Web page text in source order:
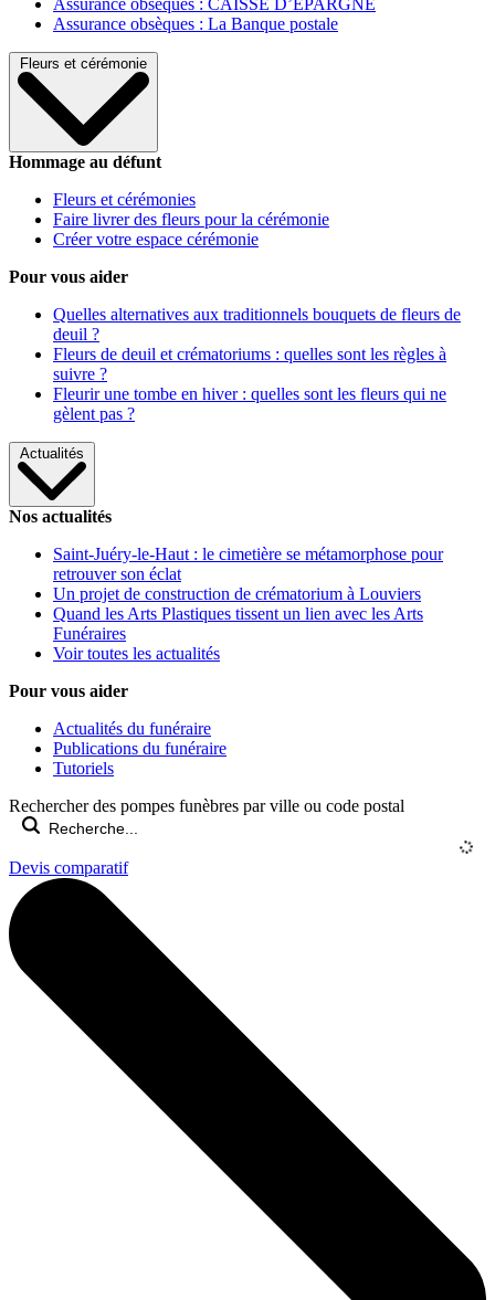
Assurance obsèques : La Banque postale
Fleurs et cérémonie
Hommage au défunt
Fleurs et cérémonies
Faire livrer des fleurs pour la cérémonie
Créer votre espace cérémonie
Pour vous aider
Quelles alternatives aux traditionnels bouquets de fleurs de
deuil ?
Fleurs de deuil et crématoriums : quelles sont les règles à
suivre ?
Fleurir une tombe en hiver : quelles sont les fleurs qui ne
gèlent pas ?
Actualités
Nos actualités
Saint-Juéry-le-Haut : le cimetière se métamorphose pour
retrouver son éclat
Un projet de construction de crématorium à Louviers
Quand les Arts Plastiques tissent un lien avec les Arts
Funéraires
Voir toutes les actualités
Pour vous aider
Actualités du funéraire
Publications du funéraire
Tutoriels
Rechercher des pompes funèbres par ville ou code postal
Devis comparatif